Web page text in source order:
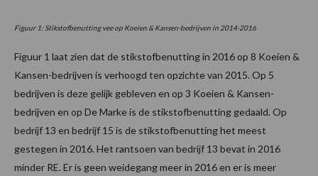
Figuur 1: Stikstofbenutting vee op Koeien & Kansen-bedrijven in 2014-2016
Figuur 1 laat zien dat de stikstofbenutting in 2016 op 8 Koeien &
Kansen-bedrijven is verhoogd ten opzichte van 2015. Op 5
bedrijven is deze gelijk gebleven en op 3 Koeien & Kansen-
bedrijven en op De Marke is de stikstofbenutting gedaald. Op
bedrijf 13 en bedrijf 15 is de stikstofbenutting het meest
gestegen in 2016. Het rantsoen van bedrijf 13 bevat in 2016
minder RE. Er is geen weidegang meer in 2016 en er is meer